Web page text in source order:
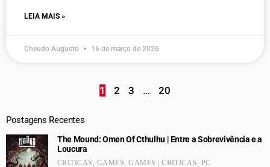
LEIA MAIS »
Cheudo Augusto 16 de março de 2026
1 2 3 … 20
Postagens Recentes
The Mound: Omen Of Cthulhu | Entre a Sobrevivência e a
Loucura
CRITICAS , GAMES,GAMES | CRITICAS , PC